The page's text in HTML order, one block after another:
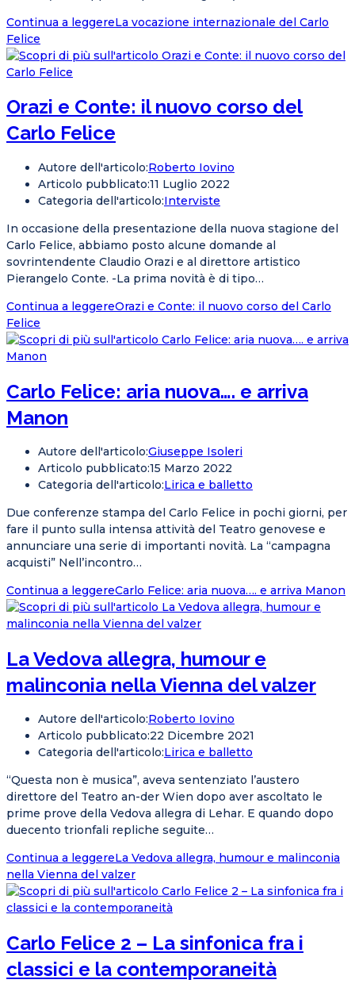
Continua a leggereLa vocazione internazionale del Carlo
Felice
Orazi e Conte: il nuovo corso del
Carlo Felice
Autore dell'articolo:Roberto Iovino
Articolo pubblicato:11 Luglio 2022
Categoria dell'articolo:Interviste
In occasione della presentazione della nuova stagione del
Carlo Felice, abbiamo posto alcune domande al
sovrintendente Claudio Orazi e al direttore artistico
Pierangelo Conte. -La prima novità è di tipo…
Continua a leggereOrazi e Conte: il nuovo corso del Carlo
Felice
Carlo Felice: aria nuova…. e arriva
Manon
Autore dell'articolo:Giuseppe Isoleri
Articolo pubblicato:15 Marzo 2022
Categoria dell'articolo:Lirica e balletto
Due conferenze stampa del Carlo Felice in pochi giorni, per
fare il punto sulla intensa attività del Teatro genovese e
annunciare una serie di importanti novità. La “campagna
acquisti” Nell’incontro…
Continua a leggereCarlo Felice: aria nuova…. e arriva Manon
La Vedova allegra, humour e
malinconia nella Vienna del valzer
Autore dell'articolo:Roberto Iovino
Articolo pubblicato:22 Dicembre 2021
Categoria dell'articolo:Lirica e balletto
“Questa non è musica”, aveva sentenziato l’austero
direttore del Teatro an-der Wien dopo aver ascoltato le
prime prove della Vedova allegra di Lehar. E quando dopo
duecento trionfali repliche seguite…
Continua a leggereLa Vedova allegra, humour e malinconia
nella Vienna del valzer
Carlo Felice 2 – La sinfonica fra i
classici e la contemporaneità